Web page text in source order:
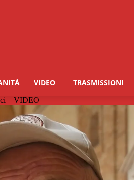
VIDEO TRASMISSIONI
– VIDEO